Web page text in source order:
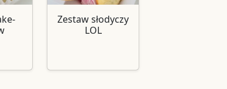
Zestaw słodyczy
LOL